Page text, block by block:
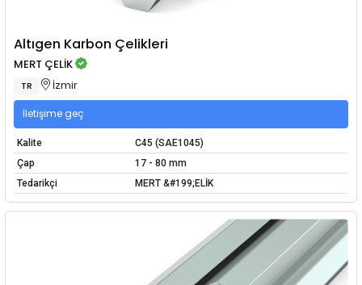
Altıgen Karbon Çelikleri
MERT ÇELİK
TR İzmir
İletişime geç
Kalite
C45 (SAE1045)
Çap
17 - 80 mm
Tedarikçi
MERT &#199;ELİK